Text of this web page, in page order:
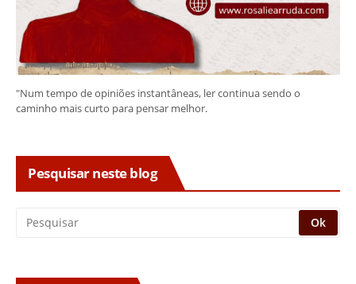
"Num tempo de opiniões instantâneas, ler continua sendo o
caminho mais curto para pensar melhor.
Pesquisar neste blog